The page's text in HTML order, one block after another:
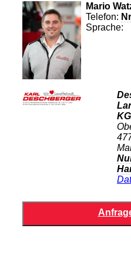
Mario
Telefon:
Sprache:
KG